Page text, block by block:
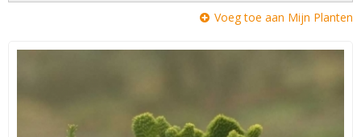
Voeg toe aan Mijn Planten